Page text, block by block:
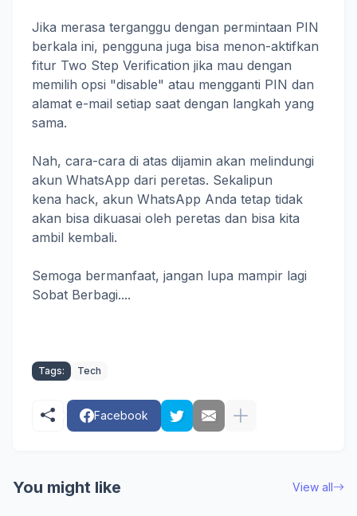
Jika merasa terganggu dengan permintaan PIN
berkala ini, pengguna juga bisa menon-aktifkan
fitur Two Step Verification jika mau dengan
memilih opsi "disable" atau mengganti PIN dan
alamat e-mail setiap saat dengan langkah yang
sama.
Nah, cara-cara di atas dijamin akan melindungi
akun WhatsApp dari peretas. Sekalipun
kena hack, akun WhatsApp Anda tetap tidak
akan bisa dikuasai oleh peretas dan bisa kita
ambil kembali.
Semoga bermanfaat, jangan lupa mampir lagi
Sobat Berbagi....
Tags: Tech
Facebook
You might like View all